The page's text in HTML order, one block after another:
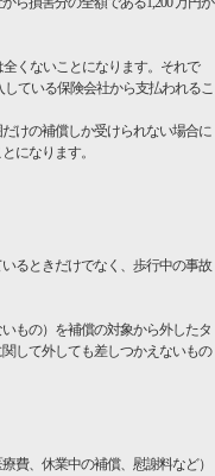
くないことになります。それで
ている保険会社から支払われるこ
けの補償しか受けられない場合に
になります。
るときだけでなく、歩行中の事故
もの）を補償の対象から外したタ
して外しても差しつかえないもの
費、休業中の補償、慰謝料など）